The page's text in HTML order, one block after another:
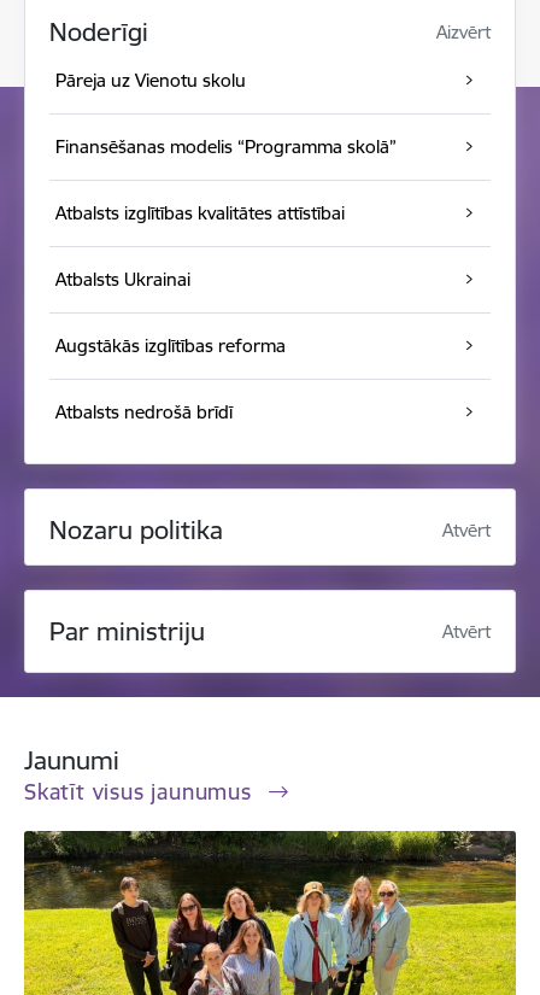
Noderīgi Aizvērt
Pāreja uz Vienotu skolu
Finansēšanas modelis “Programma skolā”
Atbalsts izglītības kvalitātes attīstībai
Atbalsts Ukrainai
Augstākās izglītības reforma
Atbalsts nedrošā brīdī
Nozaru politika Atvērt
Par ministriju Atvērt
Jaunumi
Skatīt visus jaunumus